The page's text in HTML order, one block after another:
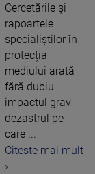
Cercetările și
rapoartele
specialiștilor în
protecția
mediului arată
fără dubiu
impactul grav
dezastrul pe
care ...
Citeste mai mult
›